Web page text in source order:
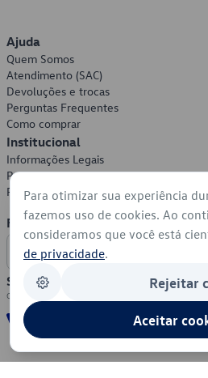
Ajuda
Quem Somos
Atendimento (SAC)
Devoluções e trocas
Perguntas Frequentes
Como comprar
Institucional
Informações Legais
Política de Privacidade
Política de Cookies
Formas de Pagamento
Segurança
Para otimizar sua experiência
fazemos uso de cookies. Ao
consideramos que você está
de privacidade.
Rejeitar
Aceitar